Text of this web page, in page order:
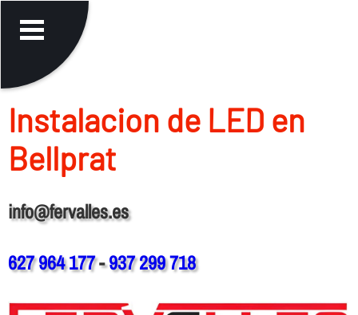
Instalacion de LED en
Bellprat
info@fervalles.es
627 964 177-937 299 718